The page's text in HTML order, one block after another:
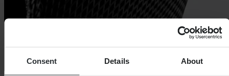
Consent Details About